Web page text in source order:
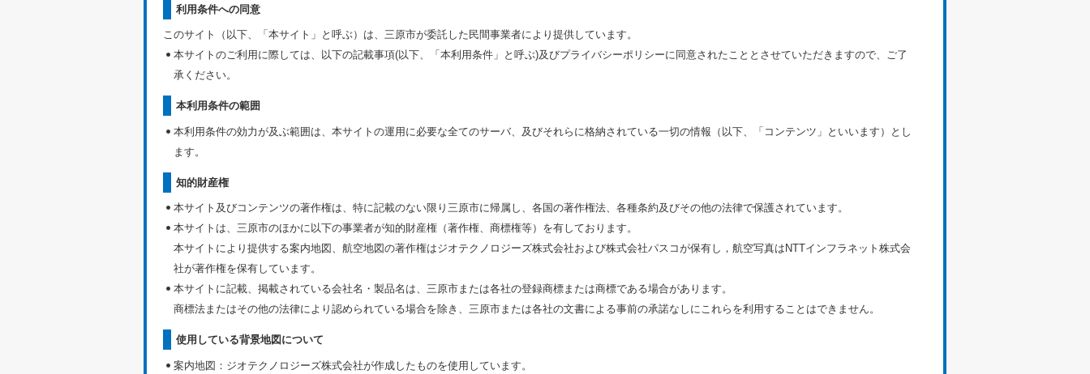
利用条件への同意
このサイト（以下、「本サイト」と呼ぶ）は、三原市が委託した民間事業者により提供しています。
本サイトのご利用に際しては、以下の記載事項(以下、「本利用条件」と呼ぶ)及びプライバシーポリシーに同意されたこととさせていただきますので、ご了
承ください。
本利用条件の範囲
本利用条件の効力が及ぶ範囲は、本サイトの運用に必要な全てのサーバ、及びそれらに格納されている一切の情報（以下、「コンテンツ」といいます）とし
ます。
知的財産権
本サイト及びコンテンツの著作権は、特に記載のない限り三原市に帰属し、各国の著作権法、各種条約及びその他の法律で保護されています。
本サイトは、三原市のほかに以下の事業者が知的財産権（著作権、商標権等）を有しております。
本サイトにより提供する案内地図、航空地図の著作権はジオテクノロジーズ株式会社および株式会社パスコが保有し，航空写真はNTTインフラネット株式会
社が著作権を保有しています。
本サイトに記載、掲載されている会社名・製品名は、三原市または各社の登録商標または商標である場合があります。
商標法またはその他の法律により認められている場合を除き、三原市または各社の文書による事前の承諾なしにこれらを利用することはできません。
使用している背景地図について
案内地図：ジオテクノロジーズ株式会社が作成したものを使用しています。